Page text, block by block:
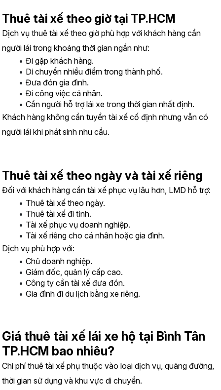
Thuê tài xế theo giờ tại TP.HCM
Dịch vụ thuê tài xế theo giờ phù hợp với khách hàng cần
người lái trong khoảng thời gian ngắn như:
Đi gặp khách hàng.
Di chuyển nhiều điểm trong thành phố.
Đưa đón gia đình.
Đi công việc cá nhân.
Cần người hỗ trợ lái xe trong thời gian nhất định.
Khách hàng không cần tuyển tài xế cố định nhưng vẫn có
người lái khi phát sinh nhu cầu.
Thuê tài xế theo ngày và tài xế riêng
Đối với khách hàng cần tài xế phục vụ lâu hơn, LMD hỗ trợ:
Thuê tài xế theo ngày.
Thuê tài xế đi tỉnh.
Tài xế phục vụ doanh nghiệp.
Tài xế riêng cho cá nhân hoặc gia đình.
Dịch vụ phù hợp với:
Chủ doanh nghiệp.
Giám đốc, quản lý cấp cao.
Công ty cần tài xế đưa đón.
Gia đình đi du lịch bằng xe riêng.
Giá thuê tài xế lái xe hộ tại Bình Tân
TP.HCM bao nhiêu?
Chi phí thuê tài xế phụ thuộc vào loại dịch vụ, quãng đường,
thời gian sử dụng và khu vực di chuyển.